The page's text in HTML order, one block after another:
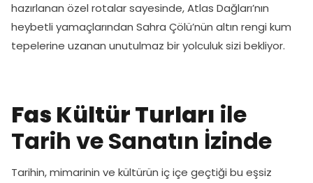
hazırlanan özel rotalar sayesinde, Atlas Dağları’nın
heybetli yamaçlarından Sahra Çölü’nün altın rengi kum
tepelerine uzanan unutulmaz bir yolculuk sizi bekliyor.
Fas Kültür Turları ile
Tarih ve Sanatın İzinde
Tarihin, mimarinin ve kültürün iç içe geçtiği bu eşsiz